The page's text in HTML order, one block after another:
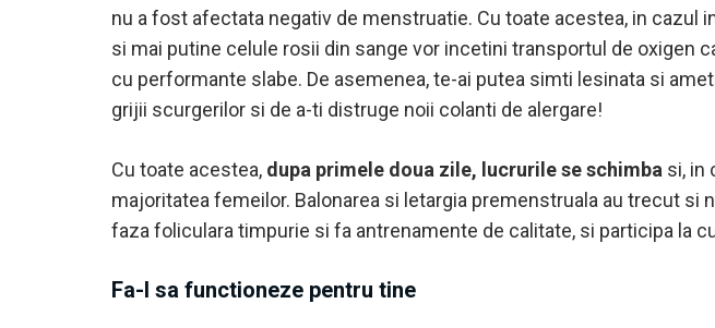
nu a fost afectata negativ de menstruatie. Cu toate acestea, in cazul
si mai putine celule rosii din sange vor incetini transportul de oxigen
cu performante slabe. De asemenea, te-ai putea simti lesinata si
grijii scurgerilor si de a-ti distruge noii colanti de alergare!
Cu toate acestea, dupa primele doua zile, lucrurile se schimba si, in
majoritatea femeilor. Balonarea si letargia premenstruala au trecut
faza foliculara timpurie si fa antrenamente de calitate, si participa la
Fa-l sa functioneze pentru tine